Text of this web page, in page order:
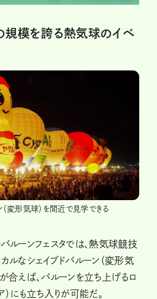
規模を誇る熱気球のイベ
（変形気球）を間近で見学できる
ルーンフェスタでは、熱気球競技
ルなシェイブドバルーン（変形気
合えば、バルーンを立ち上げるロ
）にも立ち入りが可能だ。